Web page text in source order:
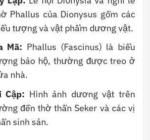
Phallus của Dionysus gồm các
tượng và vật phẩm dương vật.
Mã: Phallus (Fascinus) là biểu
bảo hộ, thường được treo ở
nhà.
Cập: Hình ảnh dương vật trên
đền thờ thần Seker và các vị
sinh sản.